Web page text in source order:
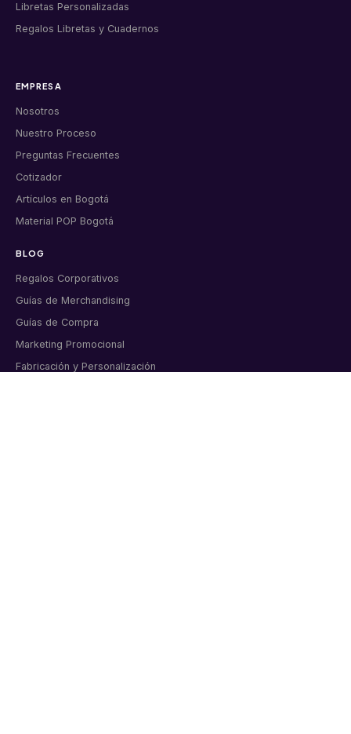
Libretas Personalizadas
Regalos Libretas y Cuadernos
EMPRESA
Nosotros
Nuestro Proceso
Preguntas Frecuentes
Cotizador
Artículos en Bogotá
Material POP Bogotá
BLOG
Regalos Corporativos
Guías de Merchandising
Guías de Compra
Marketing Promocional
Fabricación y Personalización